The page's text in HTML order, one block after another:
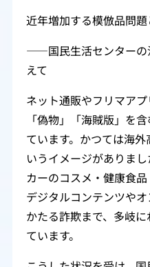
近年増加する模倣品問
――国民生活センター
えて
ネット通販やフリマア
「偽物」「海賊版」を
ています。かつては海
いうイメージがありま
カーのコスメ・健康食
デジタルコンテンツや
かたる詐欺まで、多岐
ています。